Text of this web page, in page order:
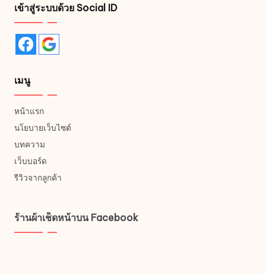
เข้าสู่ระบบด้วย Social ID
เมนู
หน้าแรก
นโยบายเว็บไซต์
บทความ
เว็บบอร์ด
รีวิวจากลูกค้า
ร้านผ้าเช็ดหน้าบน Facebook